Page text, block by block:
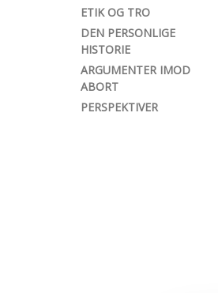
ETIK OG TRO
DEN PERSONLIGE
HISTORIE
ARGUMENTER IMOD
ABORT
PERSPEKTIVER